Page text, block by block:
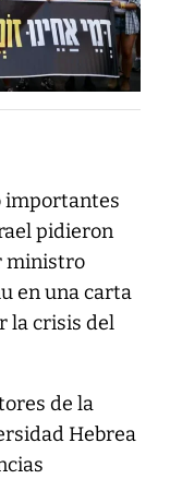
importantes
pidieron
ministro
en una carta
la crisis del
de la
Hebrea